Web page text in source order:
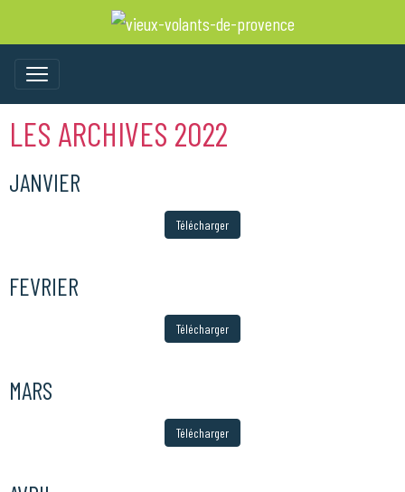
LES ARCHIVES 2022
JANVIER
Télécharger
FEVRIER
Télécharger
MARS
Télécharger